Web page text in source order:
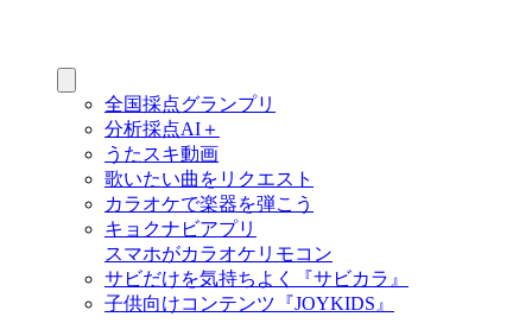
全国採点グランプリ
分析採点AI＋
うたスキ動画
歌いたい曲をリクエスト
カラオケで楽器を弾こう
キョクナビアプリ
スマホがカラオケリモコン
サビだけを気持ちよく『サビカラ』
子供向けコンテンツ『JOYKIDS』